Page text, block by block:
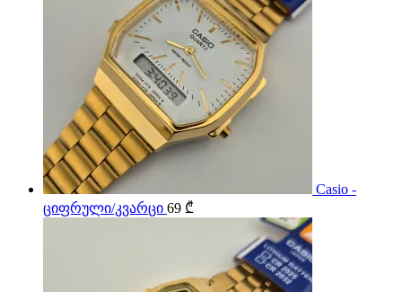
Casio -
ციფრული/კვარცი 69 ₾